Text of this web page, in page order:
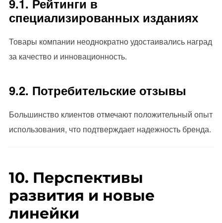
9.1. Рейтинги в
специализированных изданиях
Товары компании неоднократно удостаивались наград
за качество и инновационность.
9.2. Потребительские отзывы
Большинство клиентов отмечают положительный опыт
использования, что подтверждает надежность бренда.
10. Перспективы
развития и новые
линейки